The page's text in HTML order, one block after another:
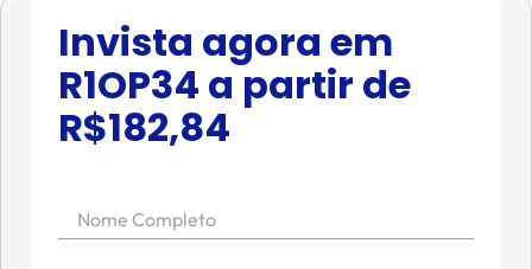
Invista agora em
R1OP34 a partir de
R$182,84
Nome Completo